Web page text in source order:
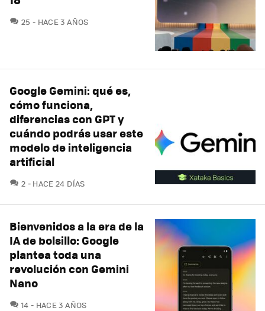
25 COMENTARIOS
HACE 3 AÑOS
Google Gemini: qué es,
cómo funciona,
diferencias con GPT y
cuándo podrás usar este
modelo de inteligencia
artificial
2 COMENTARIOS
HACE 24 DÍAS
Bienvenidos a la era de la
IA de bolsillo: Google
plantea toda una
revolución con Gemini
Nano
14 COMENTARIOS
HACE 3 AÑOS